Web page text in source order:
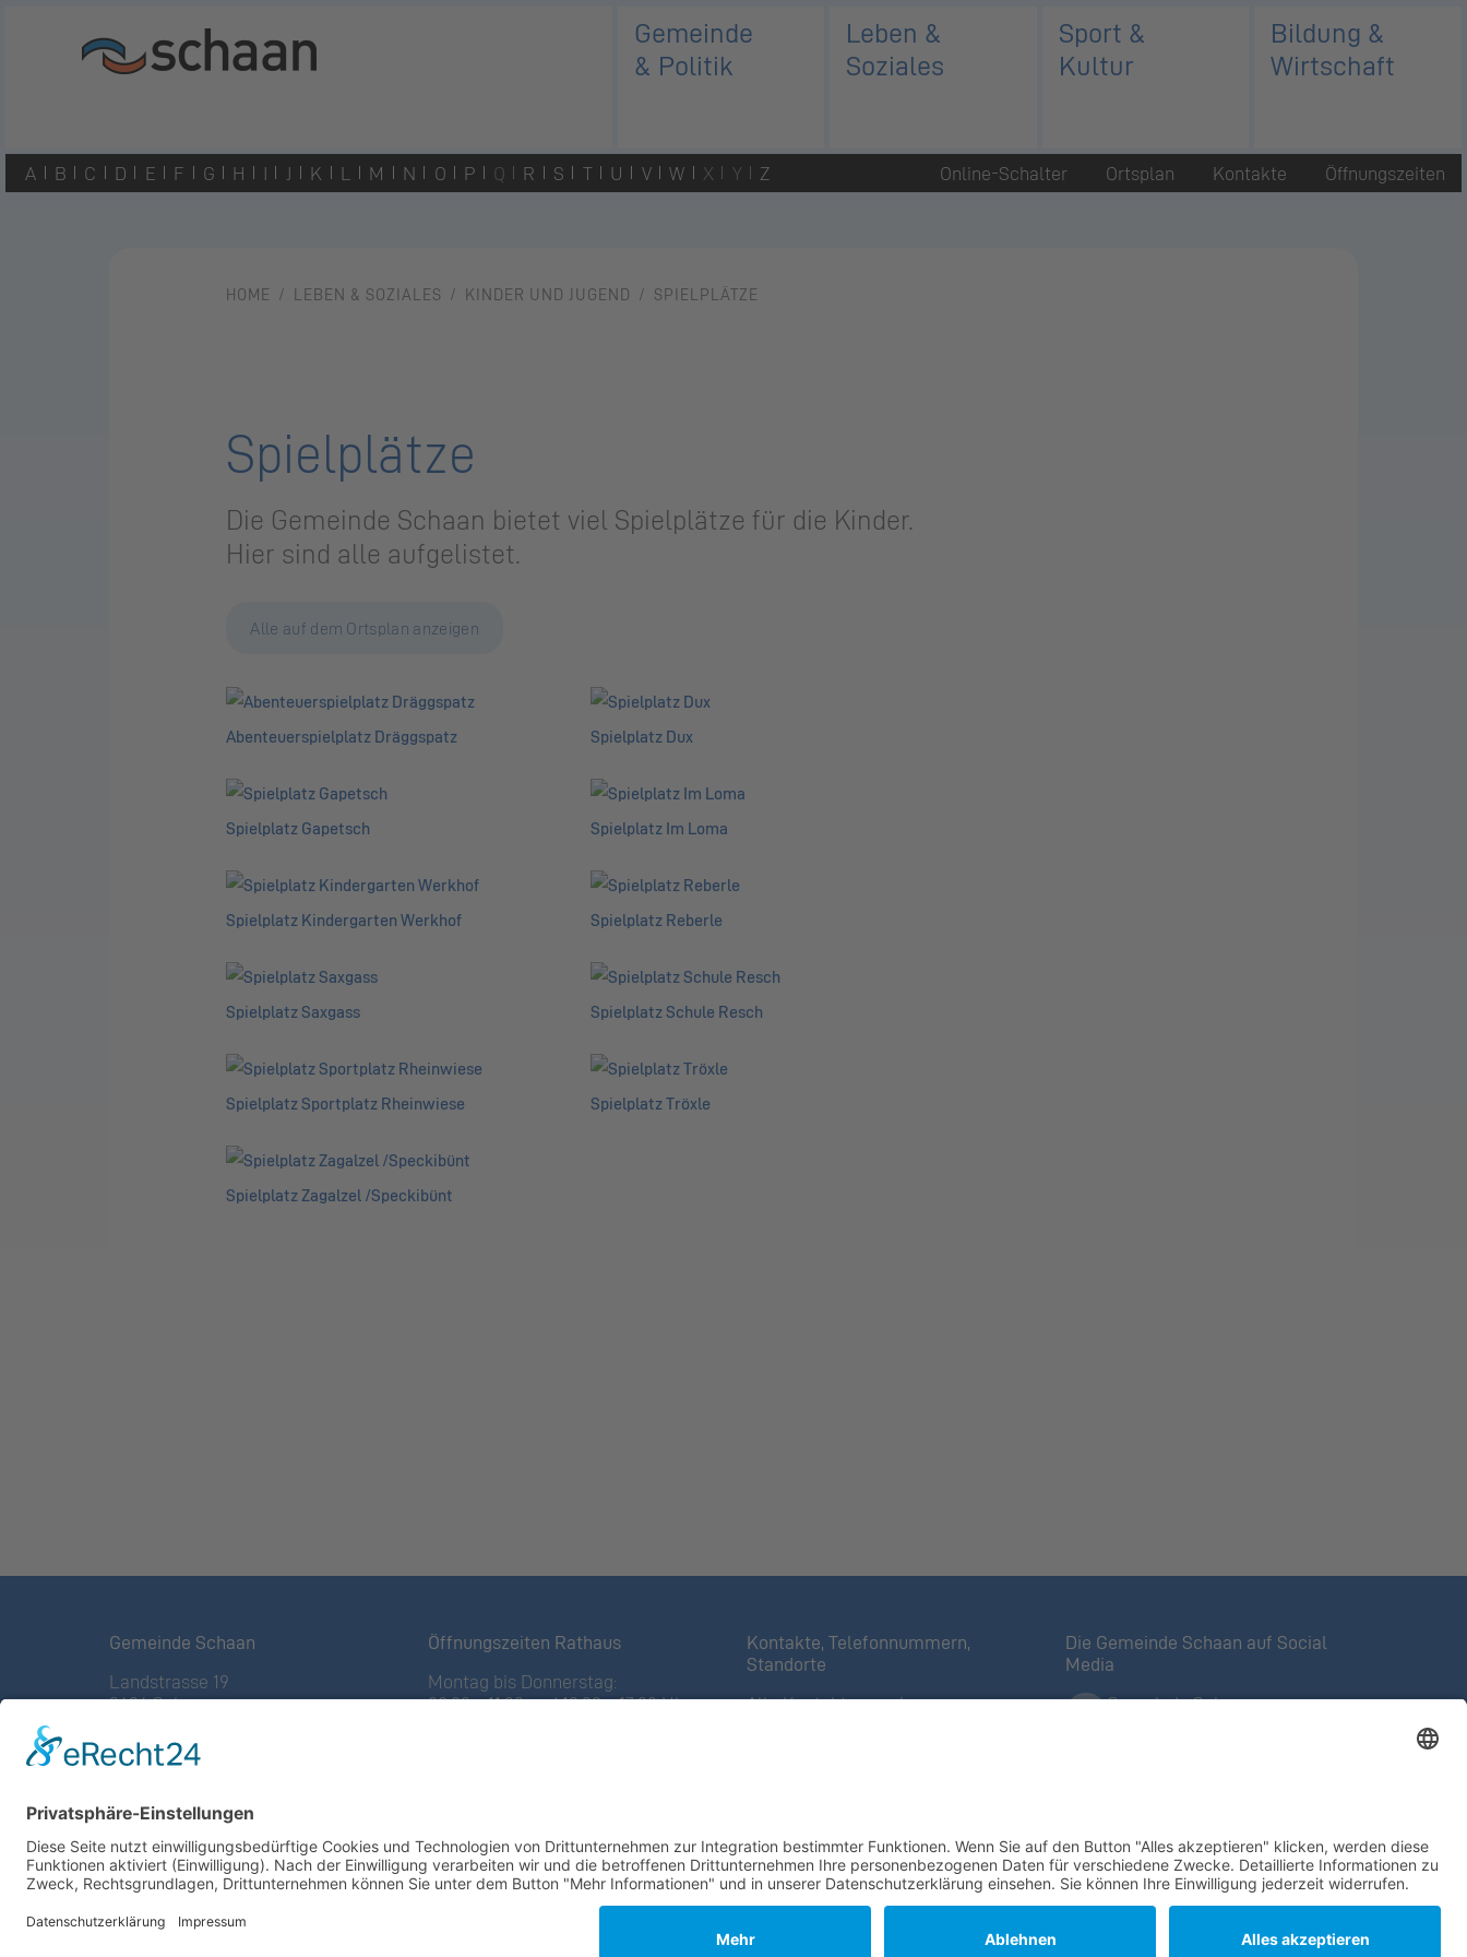
Gemeinde
& Politik
Leben &
Soziales
Sport &
Kultur
Bildung &
Wirtschaft
A B C D E F G H I J K L M N O P Q R S T U V W X Y Z Online-Schalter Ortsplan Kontakte Öffnungszeiten
HOME LEBEN & SOZIALES KINDER UND JUGEND SPIELPLÄTZE
Spielplätze
Die Gemeinde Schaan bietet viel Spielplätze für die Kinder.
Hier sind alle aufgelistet.
Alle auf dem Ortsplan anzeigen
Abenteuerspielplatz Dräggspatz Spielplatz Dux
Spielplatz Gapetsch Spielplatz Im Loma
Spielplatz Kindergarten Werkhof Spielplatz Reberle
Spielplatz Saxgass Spielplatz Schule Resch
Spielplatz Sportplatz Rheinwiese Spielplatz Tröxle
Spielplatz Zagalzel /Speckibünt
Gemeinde Schaan
Landstrasse 19
9494 Schaan
Tel +423 / 237 72 00
Email schreiben
Impressum
Datenschutzerklärung
Nutzungsbedingungen Chatbot
Barrierefreiheit
Öffnungszeiten Rathaus
Montag bis Donnerstag:
08:00 – 11:30 und 13:30 – 17:00 Uhr
Altstoffsammelstelle
Deponie Ställa/Forst
Kontakte, Telefonnummern,
Standorte
Alle Kontakte anzeigen
Gemeindebauverwaltung
Die Gemeinde Schaan auf Social
Media
Gemeinde Schaan
@meinschaan
auf Instagram